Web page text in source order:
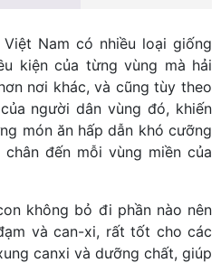
Nam có nhiều loại giống
kiện của từng vùng mà hải
nơi khác, và cũng tùy theo
người dân vùng đó, khiến
món ăn hấp dẫn khó cưỡng
đến mỗi vùng miền của
không bỏ đi phần nào nên
và can-xi, rất tốt cho các
canxi và dưỡng chất, giúp